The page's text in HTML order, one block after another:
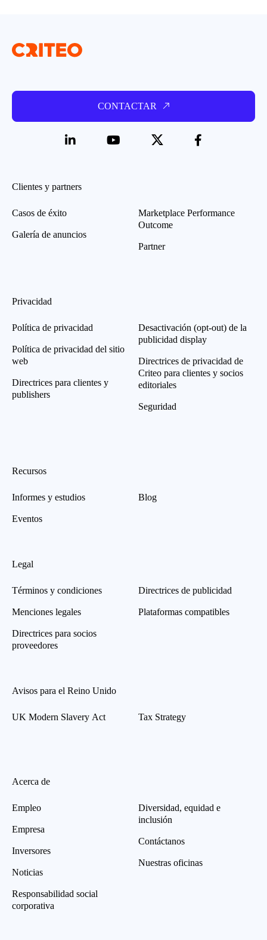
CONTACTAR
Clientes y partners
Casos de éxito
Galería de anuncios
Marketplace Performance
Outcome
Partner
Privacidad
Política de privacidad
Política de privacidad del sitio
web
Directrices para clientes y
publishers
Desactivación (opt-out) de la
publicidad display
Directrices de privacidad de
Criteo para clientes y socios
editoriales
Seguridad
Recursos
Informes y estudios
Eventos
Blog
Legal
Términos y condiciones
Menciones legales
Directrices para socios
proveedores
Directrices de publicidad
Plataformas compatibles
Avisos para el Reino Unido
UK Modern Slavery Act Tax Strategy
Acerca de
Empleo
Empresa
Inversores
Noticias
Responsabilidad social
corporativa
Diversidad, equidad e
inclusión
Contáctanos
Nuestras oficinas